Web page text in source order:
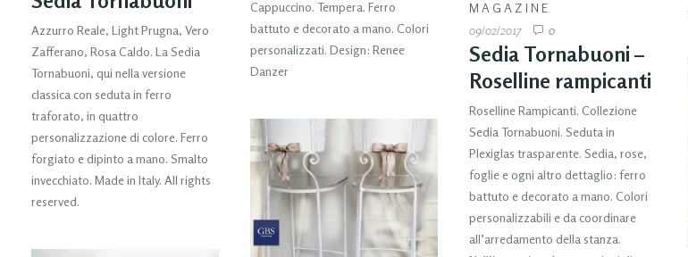
Cappuccino. Tempera. Ferro
battuto e decorato a mano. Colori
personalizzati. Design: Renee
Danzer
Azzurro Reale, Light Prugna, Vero
Zafferano, Rosa Caldo. La Sedia
Tornabuoni, qui nella versione
classica con seduta in ferro
traforato, in quattro
personalizzazione di colore. Ferro
forgiato e dipinto a mano. Smalto
invecchiato. Made in Italy. All rights
reserved.
MAGAZINE
09/02/2017
0
Sedia Tornabuoni –
Roselline rampicanti
Roselline Rampicanti. Collezione
Sedia Tornabuoni. Seduta in
Plexiglas trasparente. Sedia, rose,
foglie e ogni altro dettaglio: ferro
battuto e decorato a mano. Colori
personalizzabili e da coordinare
all’arredamento della stanza.